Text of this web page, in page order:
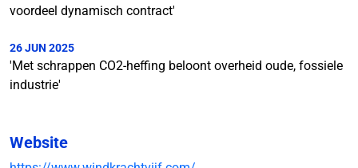
voordeel dynamisch contract'
26 JUN 2025
'Met schrappen CO2-heffing beloont overheid oude, fossiele
industrie'
Website